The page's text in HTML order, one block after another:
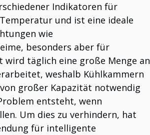
Indikatoren für
und ist eine ideale
wie
besonders aber für
wird täglich eine große Menge an
weshalb Kühlkammern
großer Kapazität notwendig
entsteht, wenn
Um dies zu verhindern, hat
für intelligente